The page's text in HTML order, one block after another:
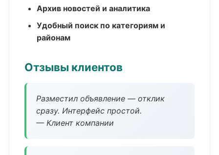
Архив новостей и аналитика
Удобный поиск по категориям и
районам
Отзывы клиентов
Разместил объявление — отклик
сразу. Интерфейс простой.
— Клиент компании